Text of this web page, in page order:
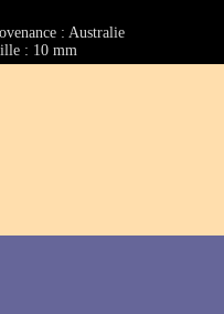
: Australie
: 10 mm